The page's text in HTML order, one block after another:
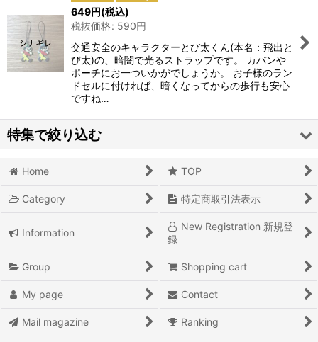
649円(税込)
税抜価格: 590円
交通安全のキャラクターとび太くん(本名：飛出と
び太)の、暗闇で光るストラップです。 カバンや
ポーチにお一ついかがでしょうか。 お子様のラン
ドセルに付ければ、暗くなってからの歩行も安心
ですね…
特集で絞り込む
36 オリジナル
ミニチュア
◇ＳＡＬＥ◇
東京・吉祥寺 土産
『ナツカシイ！』
『シブイ！』
Home TOP
Category 特定商取引法表示
Information
New Registration 新規登
録
Group Shopping cart
My page Contact
Mail magazine Ranking